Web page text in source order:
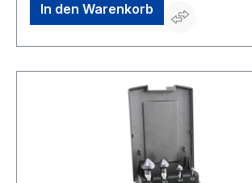
In den Warenkorb